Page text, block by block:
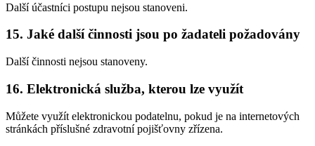
Další účastníci postupu nejsou stanoveni.
15. Jaké další činnosti jsou po žadateli požadovány
Další činnosti nejsou stanoveny.
16. Elektronická služba, kterou lze využít
Můžete využít elektronickou podatelnu, pokud je na internetových
stránkách příslušné zdravotní pojišťovny zřízena.